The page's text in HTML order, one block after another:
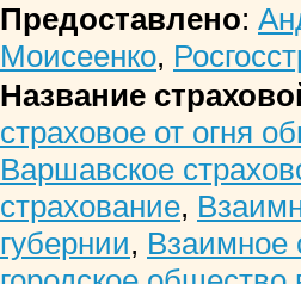
Предоставлено:
Моисеенко,
Название
страховое от огня
Варшавское
страхование,
губернии, Взаимное